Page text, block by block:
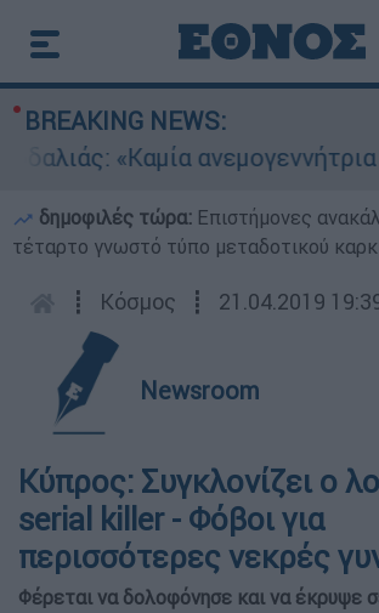
BREAKING NEWS:
«Καμία ανεμογεννήτρια
δημοφιλές τώρα: Επιστήμονες
τέταρτο γνωστό τύπο μεταδοτικού
┋ Κόσμος ┋ 21.04.2019
Newsroom
Κύπρος: Συγκλονίζει ο
serial killer - Φόβοι για
περισσότερες νεκρές
Φέρεται να δολοφόνησε και να έκρυψε